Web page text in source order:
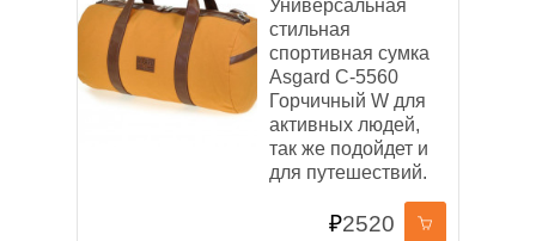
Универсальная
стильная
спортивная сумка
Asgard С-5560
Горчичный W для
активных людей,
так же подойдет и
для путешествий.
₽2520